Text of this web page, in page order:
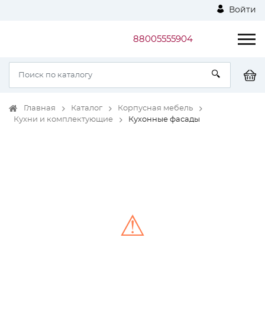
Войти
88005555904
Главная Каталог
Корпусная мебель
Кухни и комплектующие
Кухонные фасады
⚠